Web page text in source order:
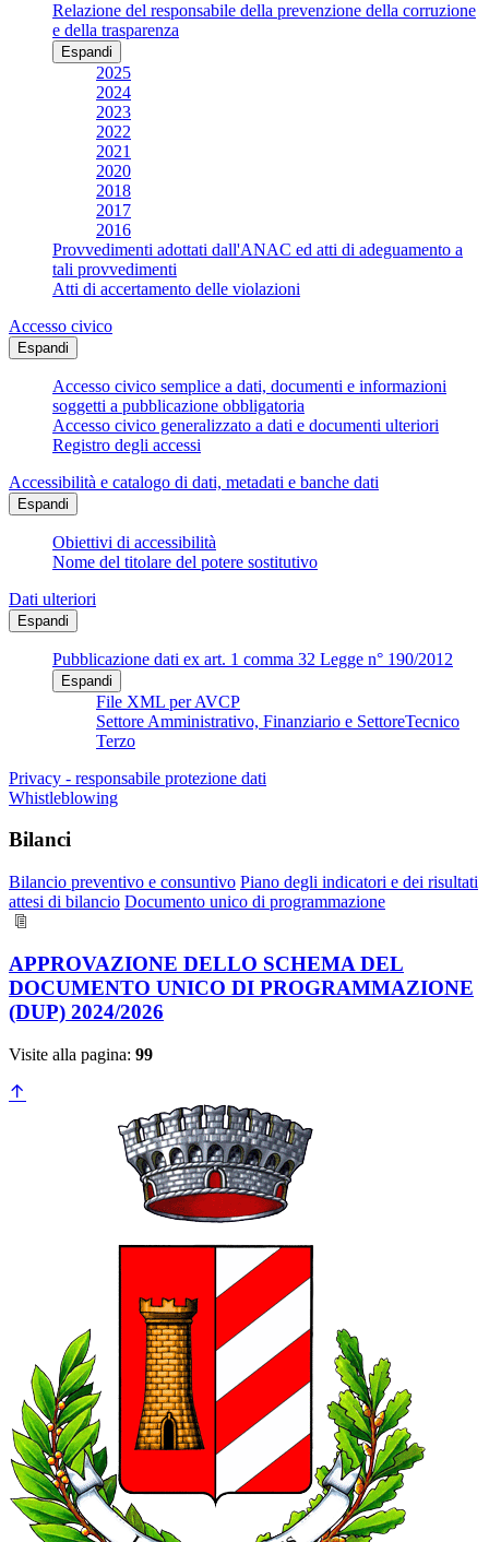
Relazione del responsabile della prevenzione della corruzione
e della trasparenza
Espandi
2025
2024
2023
2022
2021
2020
2018
2017
2016
Provvedimenti adottati dall'ANAC ed atti di adeguamento a
tali provvedimenti
Atti di accertamento delle violazioni
Accesso civico
Espandi
Accesso civico semplice a dati, documenti e informazioni
soggetti a pubblicazione obbligatoria
Accesso civico generalizzato a dati e documenti ulteriori
Registro degli accessi
Accessibilità e catalogo di dati, metadati e banche dati
Espandi
Obiettivi di accessibilità
Nome del titolare del potere sostitutivo
Dati ulteriori
Espandi
Pubblicazione dati ex art. 1 comma 32 Legge n° 190/2012
Espandi
File XML per AVCP
Settore Amministrativo, Finanziario e SettoreTecnico
Terzo
Privacy - responsabile protezione dati
Whistleblowing
Bilanci
Bilancio preventivo e consuntivo Piano degli indicatori e dei risultati
attesi di bilancio Documento unico di programmazione
APPROVAZIONE DELLO SCHEMA DEL
DOCUMENTO UNICO DI PROGRAMMAZIONE
(DUP) 2024/2026
Visite alla pagina: 99